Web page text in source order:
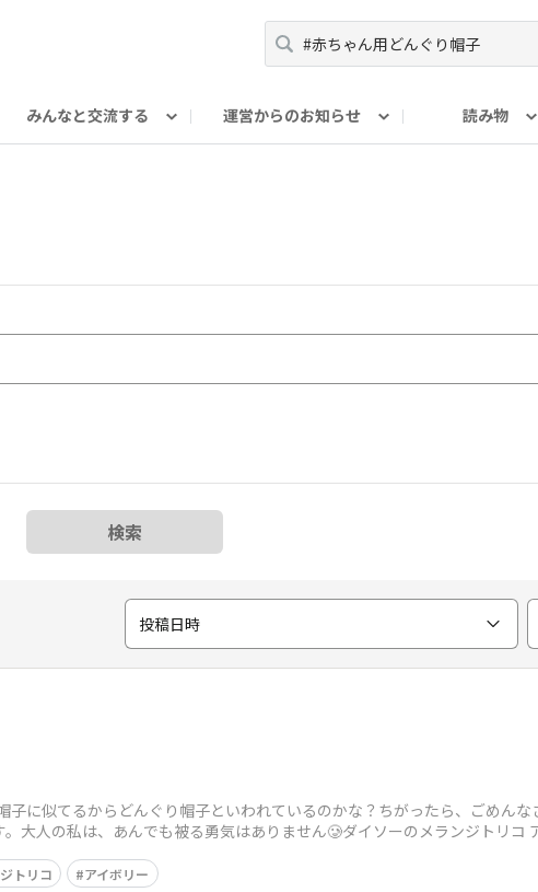
みんなと交流する 運営からのお知らせ 読み物
検索
投稿日時
に似てるからどんぐり帽子といわれているのかな？ちがったら、ごめんな
大人の私は、あんでも被る勇気はありません🥲ダイソーのメランジトリコ
トリコ アイボリー